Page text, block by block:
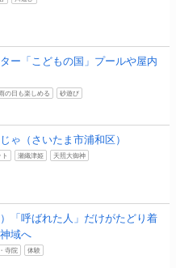
ー「こどもの国」プールや屋内
雨の日も楽しめる 砂遊び
ゃ（さいたま市浦和区）
瀬織津姫 天照大御神
「呼ばれた人」だけがたどり着
域へ
寺院 体験